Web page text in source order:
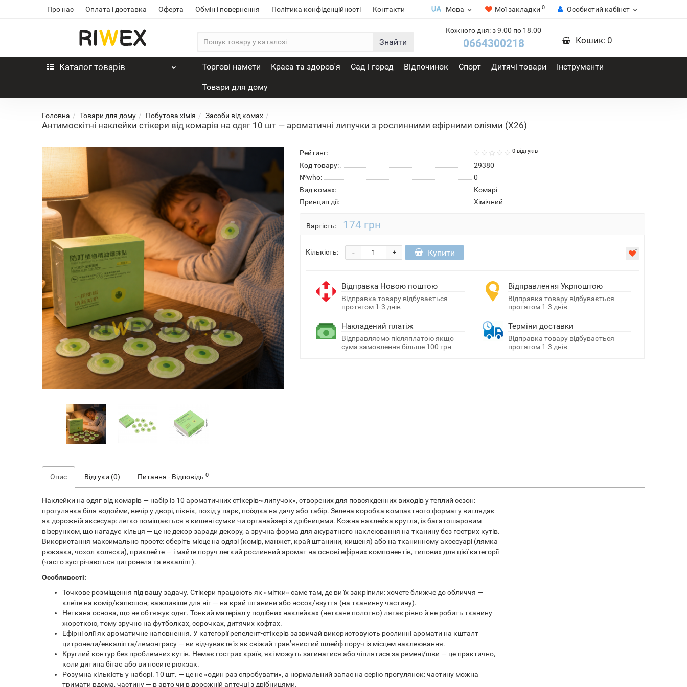
Про нас Оплата і доставка Оферта Обмін і повернення Політика конфіденційності Контакти Мова Мої закладки 0 Особистий кабінет
Знайти
Кожного дня: з 9.00 по 18.00
0664300218 Кошик: 0
Каталог товарів Торгові намети Краса та здоров'я Сад і город Відпочинок Спорт Дитячі товари Інструменти
Товари для дому
Головна Товари для дому Побутова хімія Засоби від комах
Антимоскітні наклейки стікери від комарів на одяг 10 шт — ароматичні липучки з рослинними ефірними оліями (X26)
Рейтинг: 0 відгуків
Код товару:
29380
№who:
0
Вид комах:
Комарі
Принцип дії:
Хімічний
Вартість: 174 грн
Кількість: +
- Купити
Відправка Новою поштою
Відправка товару відбувається
протягом 1-3 днів
Відправлення Укрпоштою
Відправка товару відбувається
протягом 1-3 днів
Накладений платіж
Відправляємо післяплатою якщо
сума замовлення більше 100 грн
Терміни доставки
Відправка товару відбувається
протягом 1-3 днів
Опис Відгуки (0) Питання - Відповідь0
Наклейки на одяг від комарів — набір із 10 ароматичних стікерів-«липучок», створених для повсякденних виходів у теплий сезон:
прогулянка біля водойми, вечір у дворі, пікнік, похід у парк, поїздка на дачу або табір. Зелена коробка компактного формату виглядає
як дорожній аксесуар: легко поміщається в кишені сумки чи органайзері з дрібницями. Кожна наклейка кругла, із багатошаровим
візерунком, що нагадує кільця — це не декор заради декору, а зручна форма для акуратного наклеювання на тканину без гострих кутів.
Використання максимально просте: оберіть місце на одязі (комір, манжет, край штанини, кишеня) або на тканинному аксесуарі (лямка
рюкзака, чохол коляски), приклейте — і майте поруч легкий рослинний аромат на основі ефірних компонентів, типових для цієї категорії
(часто зустрічаються цитронела та евкаліпт).
Особливості:
Точкове розміщення під вашу задачу. Стікери працюють як «мітки» саме там, де ви їх закріпили: хочете ближче до обличчя —
клеїте на комір/капюшон; важливіше для ніг — на край штанини або носок/взуття (на тканинну частину).
Неткана основа, що не обтяжує одяг. Тонкий матеріал у подібних наклейках (неткане полотно) лягає рівно й не робить тканину
жорсткою, тому зручно на футболках, сорочках, дитячих кофтах.
Ефірні олії як ароматичне наповнення. У категорії репелент-стікерів зазвичай використовують рослинні аромати на кшталт
цитронели/евкаліпта/лемонграсу — ви відчуваєте їх як свіжий трав’янистий шлейф поруч із місцем наклеювання.
Круглий контур без проблемних кутів. Немає гострих країв, які можуть загинатися або чіплятися за ремені/шви — це практично,
коли дитина бігає або ви носите рюкзак.
Розумна кількість у наборі. 10 шт. — це не «один раз спробувати», а нормальний запас на серію прогулянок: частину можна
тримати вдома, частину — в авто чи в дорожній аптечці з дрібницями.